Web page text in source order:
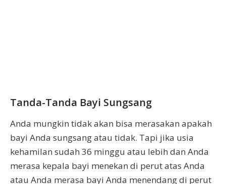
Tanda-Tanda Bayi Sungsang
Anda mungkin tidak akan bisa merasakan apakah
bayi Anda sungsang atau tidak. Tapi jika usia
kehamilan sudah 36 minggu atau lebih dan Anda
merasa kepala bayi menekan di perut atas Anda
atau Anda merasa bayi Anda menendang di perut